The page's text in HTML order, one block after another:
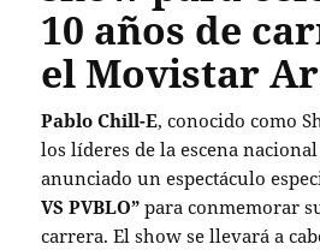
10 años de
el Movistar
Pablo Chill-E, conocido como
los líderes de la escena
anunciado un espectáculo
VS PVBLO”para conmemorar
carrera. El show se llevará a